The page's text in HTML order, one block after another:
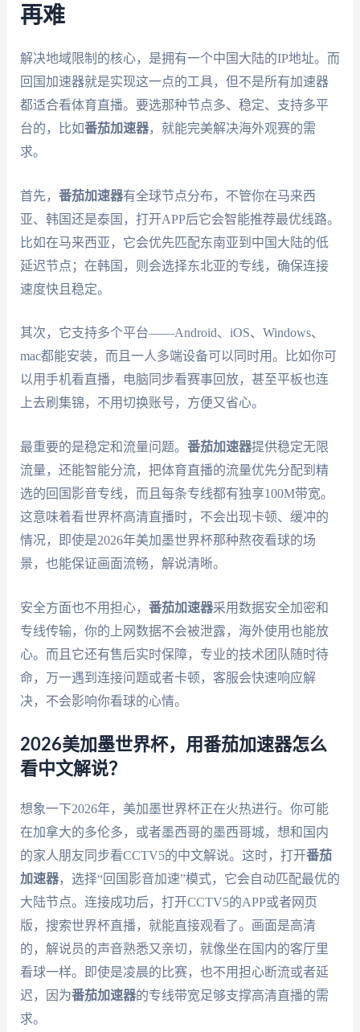
再难
解决地域限制的核心，是拥有一个中国大陆的IP地址。而
回国加速器就是实现这一点的工具，但不是所有加速器
都适合看体育直播。要选那种节点多、稳定、支持多平
台的，比如番茄加速器，就能完美解决海外观赛的需
求。
首先， 番茄加速器有全球节点分布，不管你在马来西
亚、韩国还是泰国，打开APP后它会智能推荐最优线路。
比如在马来西亚，它会优先匹配东南亚到中国大陆的低
延迟节点；在韩国，则会选择东北亚的专线，确保连接
速度快且稳定。
其次，它支持多个平台——Android、iOS、Windows、
mac都能安装，而且一人多端设备可以同时用。比如你可
以用手机看直播，电脑同步看赛事回放，甚至平板也连
上去刷集锦，不用切换账号，方便又省心。
最重要的是稳定和流量问题。 番茄加速器提供稳定无限
流量，还能智能分流，把体育直播的流量优先分配到精
选的回国影音专线，而且每条专线都有独享100M带宽。
这意味着看世界杯高清直播时，不会出现卡顿、缓冲的
情况，即使是2026年美加墨世界杯那种熬夜看球的场
景，也能保证画面流畅，解说清晰。
安全方面也不用担心， 番茄加速器采用数据安全加密和
专线传输，你的上网数据不会被泄露，海外使用也能放
心。而且它还有售后实时保障，专业的技术团队随时待
命，万一遇到连接问题或者卡顿，客服会快速响应解
决，不会影响你看球的心情。
2026美加墨世界杯，用番茄加速器怎么
看中文解说？
想象一下2026年，美加墨世界杯正在火热进行。你可能
在加拿大的多伦多，或者墨西哥的墨西哥城，想和国内
的家人朋友同步看CCTV5的中文解说。这时，打开番茄
加速器，选择“回国影音加速”模式，它会自动匹配最优的
大陆节点。连接成功后，打开CCTV5的APP或者网页
版，搜索世界杯直播，就能直接观看了。画面是高清
的，解说员的声音熟悉又亲切，就像坐在国内的客厅里
看球一样。即使是凌晨的比赛，也不用担心断流或者延
迟，因为番茄加速器的专线带宽足够支撑高清直播的需
求。